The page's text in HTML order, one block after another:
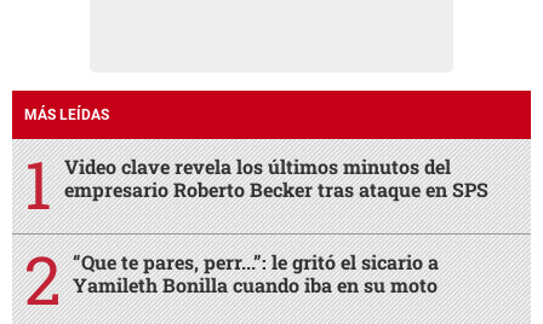
MÁS LEÍDAS
Video clave revela los últimos minutos del
empresario Roberto Becker tras ataque en SPS
“Que te pares, perr...”: le gritó el sicario a
Yamileth Bonilla cuando iba en su moto